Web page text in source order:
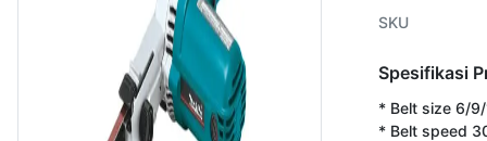
SKU
Spesifikasi
* Belt size 6/
* Belt speed